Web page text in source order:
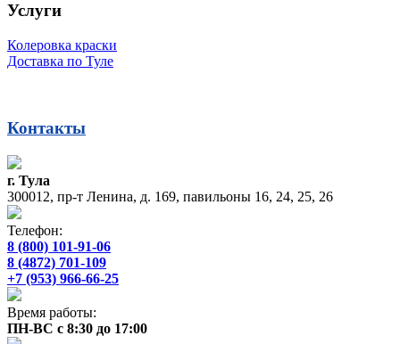
Услуги
Колеровка краски
Доставка по Туле
Контакты
г. Тула
300012, пр-т Ленина, д. 169, павильоны 16, 24, 25, 26
Телефон:
8 (800) 101-91-06
8 (4872) 701-109
+7 (953) 966-66-25
Время работы:
ПН-ВС с 8:30 до 17:00